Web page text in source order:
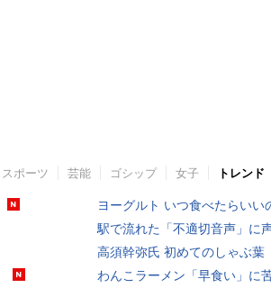
スポーツ 芸能 ゴシップ 女子 トレンド
ヨーグルト いつ食べたらいい
駅で流れた「不適切音声」に
高須幹弥氏 初めてのしゃぶ葉
わんこラーメン「早食い」に